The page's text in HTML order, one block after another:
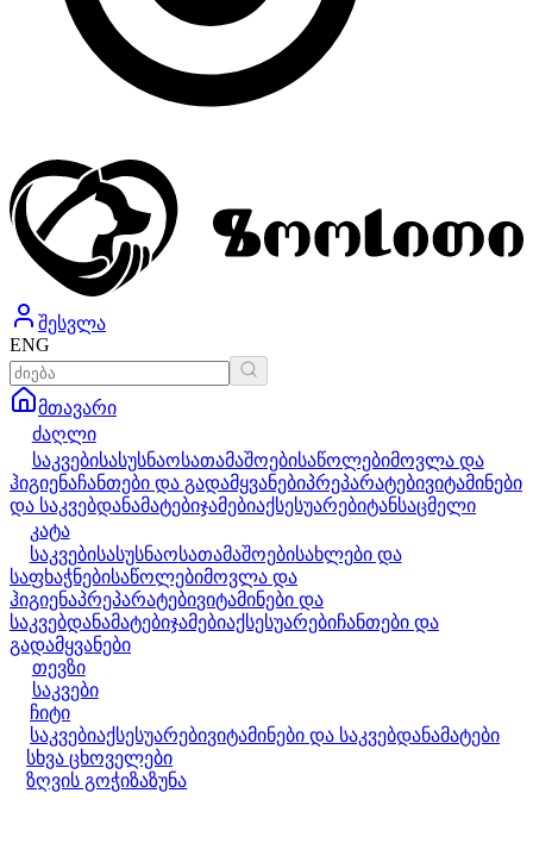
შესვლა
ENG
მთავარი
ძაღლი
საკვებისასუსნაოსათამაშოებისაწოლებიმოვლა და
ჰიგიენაჩანთები და გადამყვანებიპრეპარატებივიტამინები
და საკვებდანამატებიჯამებიაქსესუარებიტანსაცმელი
კატა
საკვებისასუსნაოსათამაშოებისახლები და
საფხაჭნებისაწოლებიმოვლა და
ჰიგიენაპრეპარატებივიტამინები და
საკვებდანამატებიჯამებიაქსესუარებიჩანთები და
გადამყვანები
თევზი
საკვები
ჩიტი
საკვებიაქსესუარებივიტამინები და საკვებდანამატები
სხვა ცხოველები
ზღვის გოჭიზაზუნა